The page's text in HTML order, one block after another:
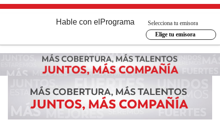
Hable con el Programa
Selecciona tu emisora
Elige tu emisora